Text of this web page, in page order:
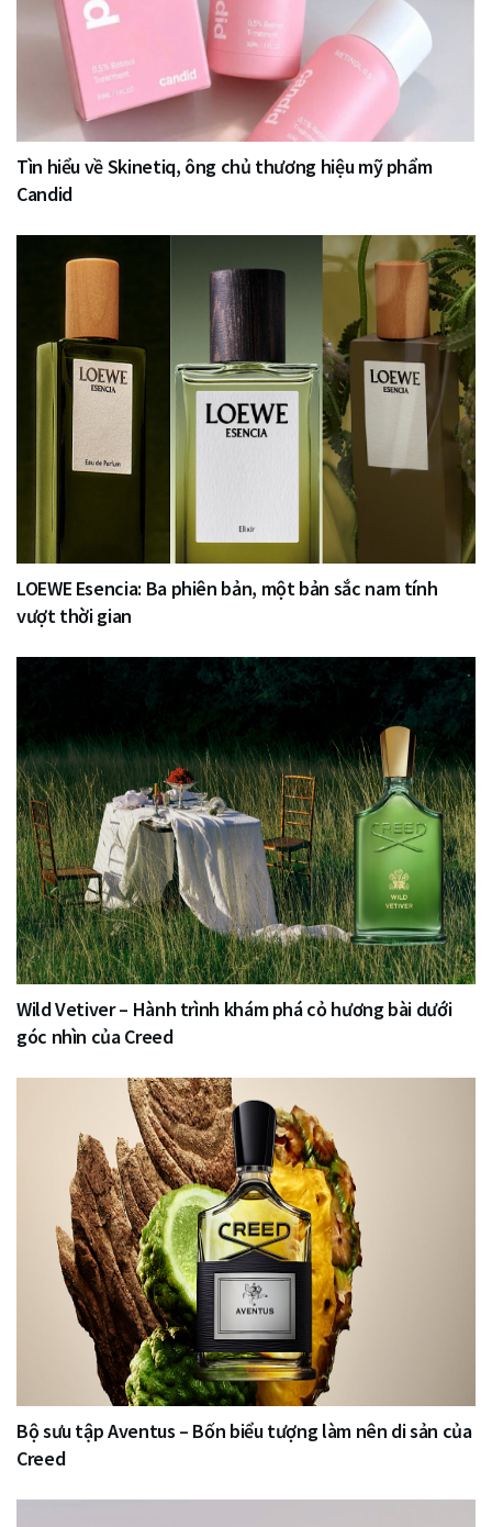
Tìn hiểu về Skinetiq, ông chủ thương hiệu mỹ phẩm
Candid
LOEWE Esencia: Ba phiên bản, một bản sắc nam tính
vượt thời gian
Wild Vetiver – Hành trình khám phá cỏ hương bài dưới
góc nhìn của Creed
Bộ sưu tập Aventus – Bốn biểu tượng làm nên di sản của
Creed